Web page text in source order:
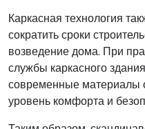
Каркасная технология
сократить сроки
возведение дома. При
службы каркасного
современные материалы
уровень комфорта и